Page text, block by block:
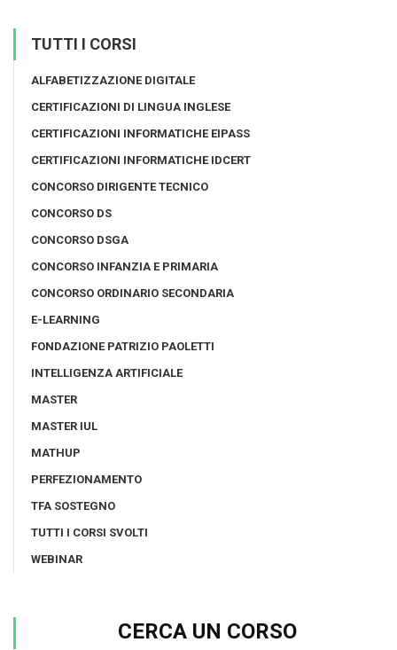
TUTTI I CORSI
ALFABETIZZAZIONE DIGITALE
CERTIFICAZIONI DI LINGUA INGLESE
CERTIFICAZIONI INFORMATICHE EIPASS
CERTIFICAZIONI INFORMATICHE IDCERT
CONCORSO DIRIGENTE TECNICO
CONCORSO DS
CONCORSO DSGA
CONCORSO INFANZIA E PRIMARIA
CONCORSO ORDINARIO SECONDARIA
E-LEARNING
FONDAZIONE PATRIZIO PAOLETTI
INTELLIGENZA ARTIFICIALE
MASTER
MASTER IUL
MATHUP
PERFEZIONAMENTO
TFA SOSTEGNO
TUTTI I CORSI SVOLTI
WEBINAR
CERCA UN CORSO